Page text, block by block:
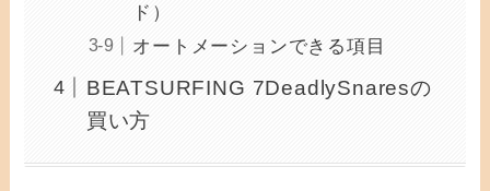
ド）
オートメーションできる項目
BEATSURFING 7DeadlySnaresの
買い方